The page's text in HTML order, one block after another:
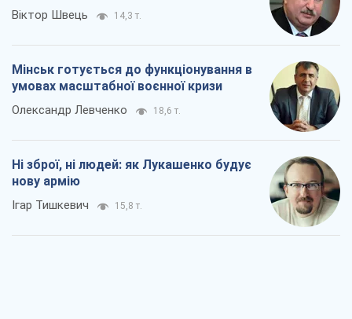
Віктор Швець 14,3 т.
Мінськ готується до функціонування в
умовах масштабної воєнної кризи
Олександр Левченко 18,6 т.
Ні зброї, ні людей: як Лукашенко будує
нову армію
Ігар Тишкевич 15,8 т.